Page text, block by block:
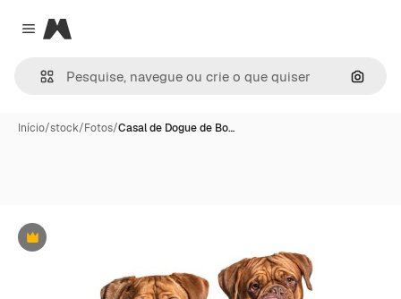
Close menu
Magnific
Início/stock/Fotos/Casal de Dogue de Bo…
Premium